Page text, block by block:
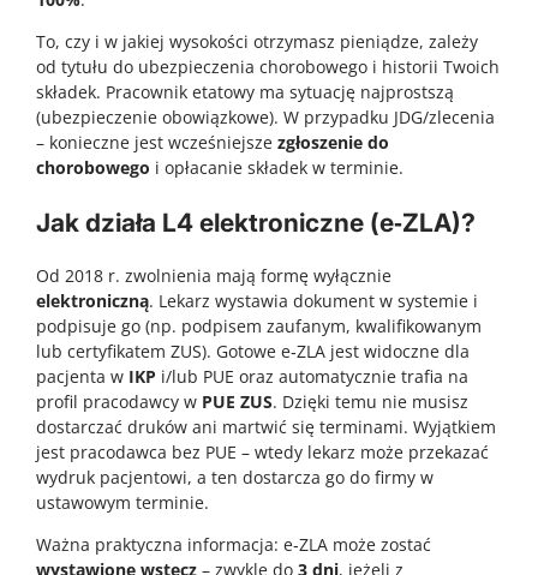
To, czy i w jakiej wysokości otrzymasz pieniądze, zależy
od tytułu do ubezpieczenia chorobowego i historii Twoich
składek. Pracownik etatowy ma sytuację najprostszą
(ubezpieczenie obowiązkowe). W przypadku JDG/zlecenia
– konieczne jest wcześniejsze zgłoszenie do
chorobowego i opłacanie składek w terminie.
Jak działa L4 elektroniczne (e‑ZLA)?
Od 2018 r. zwolnienia mają formę wyłącznie
elektroniczną. Lekarz wystawia dokument w systemie i
podpisuje go (np. podpisem zaufanym, kwalifikowanym
lub certyfikatem ZUS). Gotowe e‑ZLA jest widoczne dla
pacjenta w IKP i/lub PUE oraz automatycznie trafia na
profil pracodawcy w PUE ZUS. Dzięki temu nie musisz
dostarczać druków ani martwić się terminami. Wyjątkiem
jest pracodawca bez PUE – wtedy lekarz może przekazać
wydruk pacjentowi, a ten dostarcza go do firmy w
ustawowym terminie.
Ważna praktyczna informacja: e‑ZLA może zostać
wystawione wstecz – zwykle do 3 dni, jeżeli z